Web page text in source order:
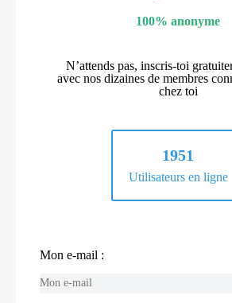
100% anonyme
N’attends pas, inscris-toi
avec nos dizaines de membres
chez toi
1951
Utilisateurs en ligne
Mon e-mail :